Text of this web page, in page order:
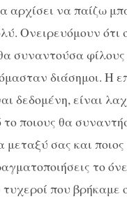
αρχίσει να παίζω
Ονειρευόμουν ότι
συναντούσα φίλους
διάσημοι. Η
δεδομένη, είναι
ποιους θα
μεταξύ σας και
το
που βρήκαμε